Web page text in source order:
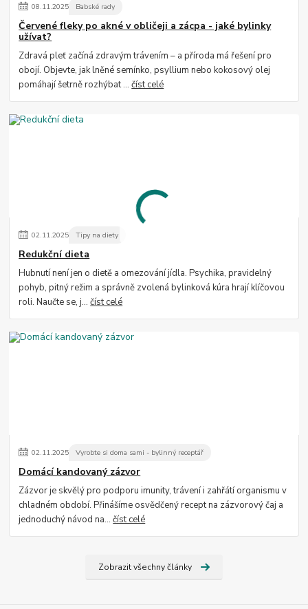
08.11.2025 Babské rady
Červené fleky po akné v obličeji a zácpa - jaké bylinky
užívat?
Zdravá pleť začíná zdravým trávením – a příroda má řešení pro
obojí. Objevte, jak lněné semínko, psyllium nebo kokosový olej
pomáhají šetrně rozhýbat ...číst celé
02.11.2025 Tipy na diety
Redukční dieta
Hubnutí není jen o dietě a omezování jídla. Psychika, pravidelný
pohyb, pitný režim a správně zvolená bylinková kúra hrají klíčovou
roli. Naučte se, j...číst celé
02.11.2025 Vyrobte si doma sami - bylinný receptář
Domácí kandovaný zázvor
Zázvor je skvělý pro podporu imunity, trávení i zahřátí organismu v
chladném období. Přinášíme osvědčený recept na zázvorový čaj a
jednoduchý návod na...číst celé
Zobrazit všechny články